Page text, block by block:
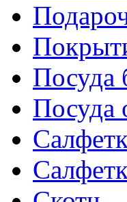
Посуда
Посуда